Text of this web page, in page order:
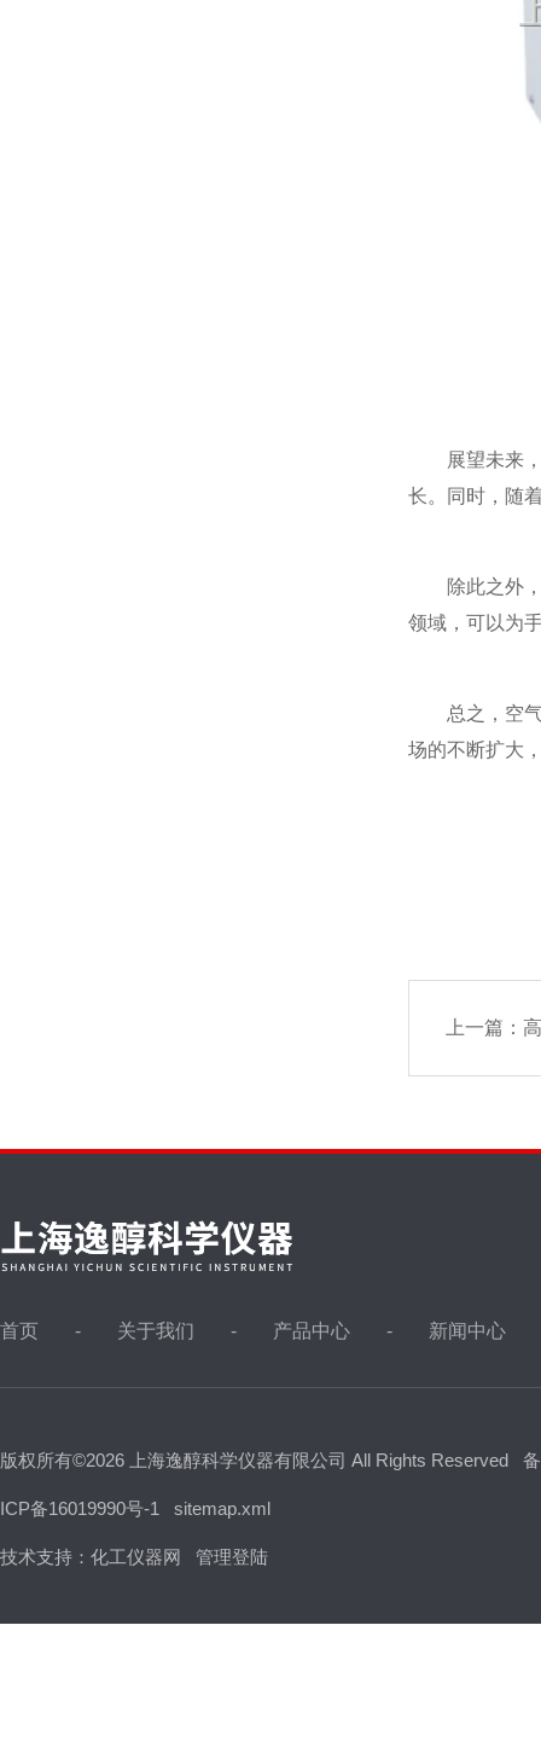
展望未来，
长。同时，随
除此之外，
领域，可以为
总之，空气
场的不断扩大
上一篇： 高
首页 关于我们 产品中心 新闻中心
版权所有©2026 上海逸醇科学仪器有限公司 All Rights Reserved
ICP备16019990号-1 sitemap.xml
技术支持： 化工仪器网 管理登陆